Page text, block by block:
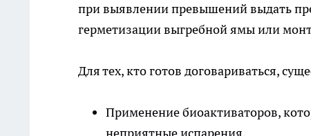
при выявлении превышений выдать
герметизации выгребной ямы или
Для тех, кто готов договариваться,
Применение биоактиваторов,